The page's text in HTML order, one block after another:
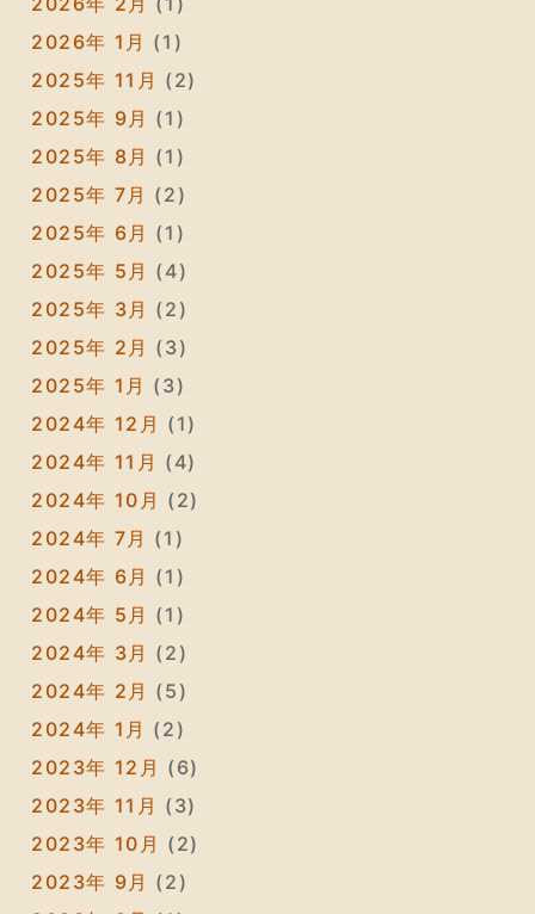
2026年 1月 (1)
2025年 11月 (2)
2025年 9月 (1)
2025年 8月 (1)
2025年 7月 (2)
2025年 6月 (1)
2025年 5月 (4)
2025年 3月 (2)
2025年 2月 (3)
2025年 1月 (3)
2024年 12月 (1)
2024年 11月 (4)
2024年 10月 (2)
2024年 7月 (1)
2024年 6月 (1)
2024年 5月 (1)
2024年 3月 (2)
2024年 2月 (5)
2024年 1月 (2)
2023年 12月 (6)
2023年 11月 (3)
2023年 10月 (2)
2023年 9月 (2)